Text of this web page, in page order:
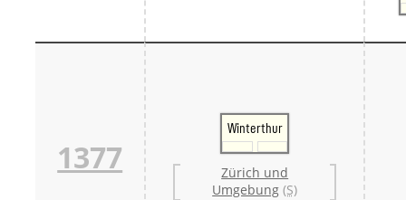
1377
Winterthur
Zürich und
Umgebung (S)